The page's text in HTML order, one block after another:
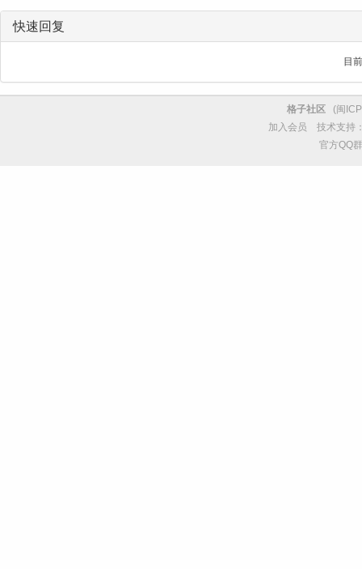
快速回复
目
格子社区 (闽
加入会员
技术支持
官方QQ